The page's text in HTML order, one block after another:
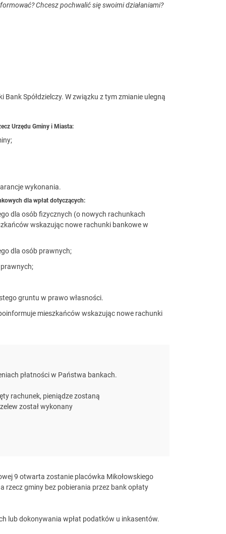
Chcesz pochwalić się swoimi działaniami?
Spółdzielczy. W związku z tym zmianie ulegną
Urzędu Gminy i Miasta:
wykonania.
dla wpłat dotyczących:
dla osób fizycznych (o nowych rachunkach
wskazując nowe rachunki bankowe w
dla osób prawnych;
gruntu w prawo własności.
mieszkańców wskazując nowe rachunki
płatności w Państwa bankach.
rachunek, pieniądze zostaną
został wykonany
9 otwarta zostanie placówka Mikołowskiego
rzecz gminy bez pobierania przez bank opłaty
lub dokonywania wpłat podatków u inkasentów.